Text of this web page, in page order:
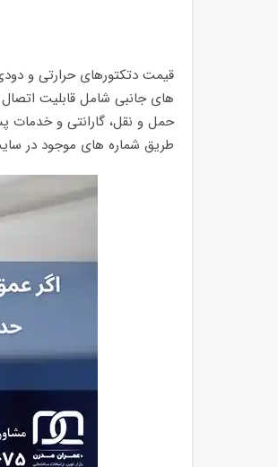
قیمت دتکتورهای حرارتی و
های جانبی شامل قابلیت اتصال
حمل و نقل، گارانتی و خدمات
طریق شماره های موجود در